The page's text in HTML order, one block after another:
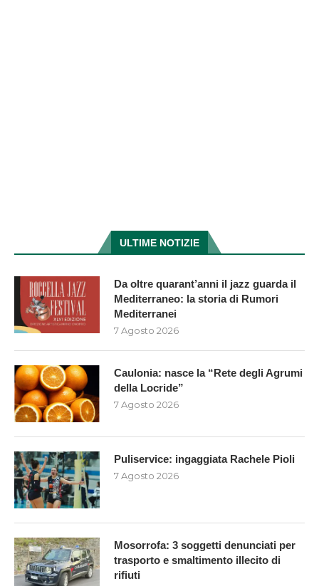
ULTIME NOTIZIE
Da oltre quarant’anni il jazz guarda il
Mediterraneo: la storia di Rumori
Mediterranei
7 Agosto 2026
Caulonia: nasce la “Rete degli Agrumi
della Locride”
7 Agosto 2026
Puliservice: ingaggiata Rachele Pioli
7 Agosto 2026
Mosorrofa: 3 soggetti denunciati per
trasporto e smaltimento illecito di
rifiuti